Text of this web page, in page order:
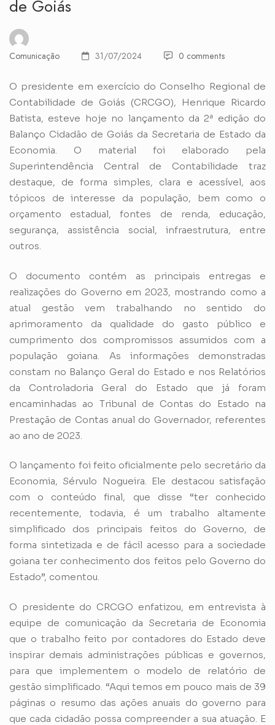
de Goiás
Comunicação 31/07/2024 0 comments
O presidente em exercício do Conselho Regional de
Contabilidade de Goiás (CRCGO), Henrique Ricardo
Batista, esteve hoje no lançamento da 2ª edição do
Balanço Cidadão de Goiás da Secretaria de Estado da
Economia. O material foi elaborado pela
Superintendência Central de Contabilidade traz
destaque, de forma simples, clara e acessível, aos
tópicos de interesse da população, bem como o
orçamento estadual, fontes de renda, educação,
segurança, assistência social, infraestrutura, entre
outros.
O documento contém as principais entregas e
realizações do Governo em 2023, mostrando como a
atual gestão vem trabalhando no sentido do
aprimoramento da qualidade do gasto público e
cumprimento dos compromissos assumidos com a
população goiana. As informações demonstradas
constam no Balanço Geral do Estado e nos Relatórios
da Controladoria Geral do Estado que já foram
encaminhadas ao Tribunal de Contas do Estado na
Prestação de Contas anual do Governador, referentes
ao ano de 2023.
O lançamento foi feito oficialmente pelo secretário da
Economia, Sérvulo Nogueira. Ele destacou satisfação
com o conteúdo final, que disse “ter conhecido
recentemente, todavia, é um trabalho altamente
simplificado dos principais feitos do Governo, de
forma sintetizada e de fácil acesso para a sociedade
goiana ter conhecimento dos feitos pelo Governo do
Estado”, comentou.
O presidente do CRCGO enfatizou, em entrevista à
equipe de comunicação da Secretaria de Economia
que o trabalho feito por contadores do Estado deve
inspirar demais administrações públicas e governos,
para que implementem o modelo de relatório de
gestão simplificado. “Aqui temos em pouco mais de 39
páginas o resumo das ações anuais do governo para
que cada cidadão possa compreender a sua atuação. E